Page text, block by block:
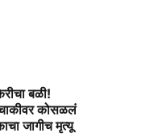
बळी!
कोसळलं
जागीच मृत्यू